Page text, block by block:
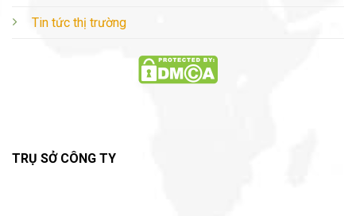
Tin tức thị trường
TRỤ SỞ CÔNG TY